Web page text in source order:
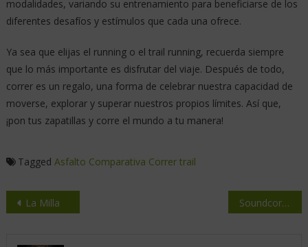
modalidades, variando su entrenamiento para beneficiarse de los
diferentes desafíos y estímulos que cada una ofrece.
Ya sea que elijas el running o el trail running, recuerda siempre
que lo más importante es disfrutar del viaje. Después de todo,
correr es un regalo, una forma de celebrar nuestra capacidad de
moverse, explorar y superar nuestros propios límites. Así que,
¡pon tus zapatillas y corre el mundo a tu manera!
Tagged Asfalto Comparativa Correr trail
La Milla Soundcore Motion X600